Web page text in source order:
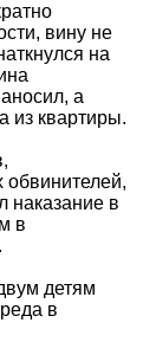
вину не
на
а
из квартиры.
обвинителей,
наказание в
в
детям
в